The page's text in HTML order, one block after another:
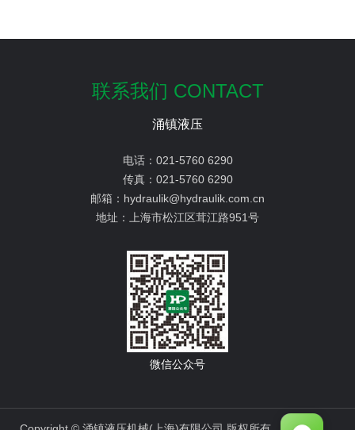
联系我们 CONTACT
涌镇液压
电话： 021-5760 6290
传真： 021-5760 6290
邮箱： hydraulik@hydraulik.com.cn
地址：
上海市松江区茸江路951号
微信公众号